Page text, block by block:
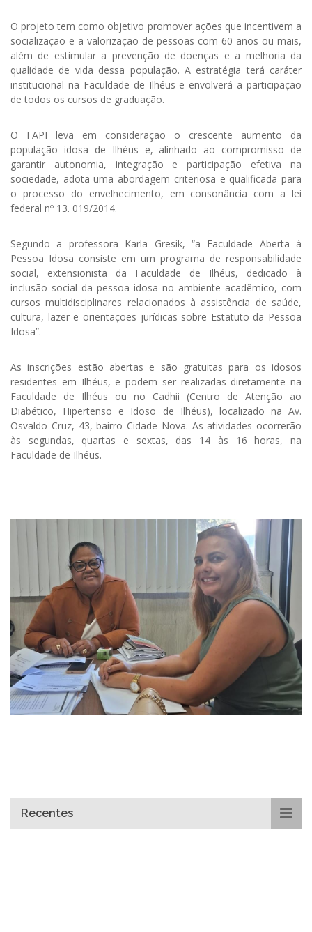
O projeto tem como objetivo promover ações que incentivem a
socialização e a valorização de pessoas com 60 anos ou mais,
além de estimular a prevenção de doenças e a melhoria da
qualidade de vida dessa população. A estratégia terá caráter
institucional na Faculdade de Ilhéus e envolverá a participação
de todos os cursos de graduação.
O FAPI leva em consideração o crescente aumento da
população idosa de Ilhéus e, alinhado ao compromisso de
garantir autonomia, integração e participação efetiva na
sociedade, adota uma abordagem criteriosa e qualificada para
o processo do envelhecimento, em consonância com a lei
federal nº 13. 019/2014.
Segundo a professora Karla Gresik, “a Faculdade Aberta à
Pessoa Idosa consiste em um programa de responsabilidade
social, extensionista da Faculdade de Ilhéus, dedicado à
inclusão social da pessoa idosa no ambiente acadêmico, com
cursos multidisciplinares relacionados à assistência de saúde,
cultura, lazer e orientações jurídicas sobre Estatuto da Pessoa
Idosa”.
As inscrições estão abertas e são gratuitas para os idosos
residentes em Ilhéus, e podem ser realizadas diretamente na
Faculdade de Ilhéus ou no Cadhii (Centro de Atenção ao
Diabético, Hipertenso e Idoso de Ilhéus), localizado na Av.
Osvaldo Cruz, 43, bairro Cidade Nova. As atividades ocorrerão
às segundas, quartas e sextas, das 14 às 16 horas, na
Faculdade de Ilhéus.
Recentes